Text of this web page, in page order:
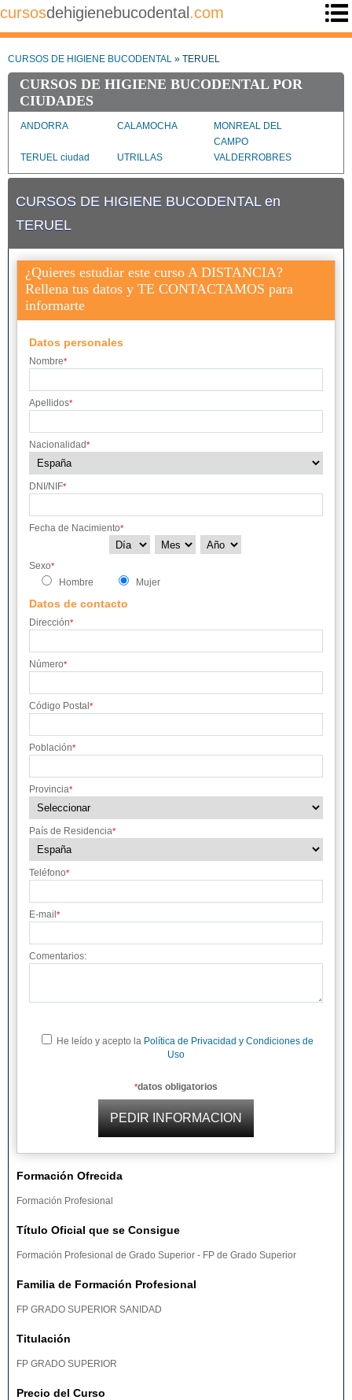
cursosdehigienebucodental .com
CURSOS DE HIGIENE BUCODENTAL » TERUEL
CURSOS DE HIGIENE BUCODENTAL POR
CIUDADES
ANDORRA CALAMOCHA
MONREAL DEL
CAMPO
TERUEL ciudad
UTRILLAS VALDERROBRES
CURSOS DE HIGIENE BUCODENTAL en
TERUEL
¿Quieres estudiar este curso A DISTANCIA?
Rellena tus datos y TE CONTACTAMOS para
informarte
Datos personales
Nombre*
Apellidos*
Nacionalidad*
DNI/NIF*
Fecha de Nacimiento*
Sexo*
Hombre Mujer
Datos de contacto
Dirección*
Número*
Código Postal *
Población*
Provincia*
País de Residencia*
Teléfono*
E-mail *
Comentarios:
He leído y acepto la Política de Privacidad y Condiciones de
Uso
*datos obligatorios
Formación Ofrecida
Formación Profesional
Título Oficial que se Consigue
Formación Profesional de Grado Superior - FP de Grado Superior
Familia de Formación Profesional
FP GRADO SUPERIOR SANIDAD
Titulación
FP GRADO SUPERIOR
Precio del Curso